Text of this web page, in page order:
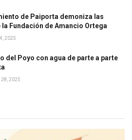
de Paiporta demoniza las
la Fundación de Amancio Ortega
2025
del Poyo con agua de parte a parte
28, 2025